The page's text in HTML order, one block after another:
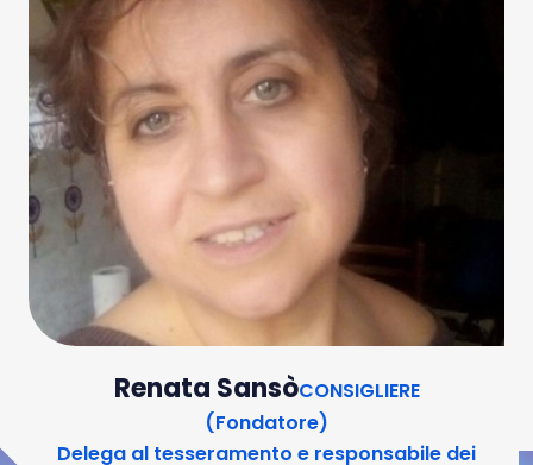
Renata SansòCONSIGLIERE
(Fondatore)
Delega al tesseramento e responsabile dei